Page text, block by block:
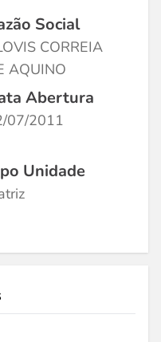
Social
CORREIA
AQUINO
Abertura
07/2011
Unidade